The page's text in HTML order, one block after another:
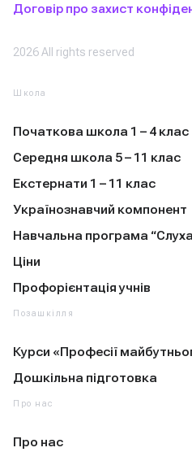
Договір про захист
2026 All rights reserved
Школа
Початкова школа 1 – 4 клас
Середня школа 5 – 11 клас
Екстернати 1 – 11 клас
Українознавчий компонент
Навчальна програма
Ціни
Профорієнтація учнів
Позашкілля
Курси «Професії
Дошкільна підготовка
Про нас
Про нас